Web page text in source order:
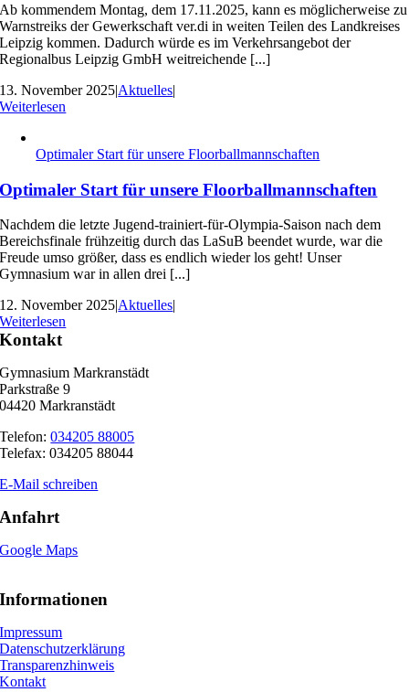
Ab kommendem Montag, dem 17.11.2025, kann es möglicherweise zu
Warnstreiks der Gewerkschaft ver.di in weiten Teilen des Landkreises
Leipzig kommen. Dadurch würde es im Verkehrsangebot der
Regionalbus Leipzig GmbH weitreichende [...]
13. November 2025|Aktuelles|
Weiterlesen
Optimaler Start für unsere Floorballmannschaften
Optimaler Start für unsere Floorballmannschaften
Nachdem die letzte Jugend-trainiert-für-Olympia-Saison nach dem
Bereichsfinale frühzeitig durch das LaSuB beendet wurde, war die
Freude umso größer, dass es endlich wieder los geht! Unser
Gymnasium war in allen drei [...]
12. November 2025|Aktuelles|
Weiterlesen
Kontakt
Gymnasium Markranstädt
Parkstraße 9
04420 Markranstädt
Telefon:034205 88005
Telefax: 034205 88044
E-Mail schreiben
Anfahrt
Google Maps
Informationen
Impressum
Datenschutzerklärung
Transparenzhinweis
Kontakt